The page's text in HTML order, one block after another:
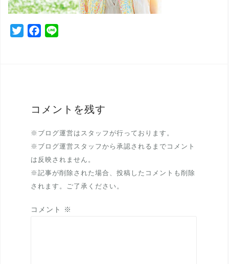
o
コメントを残す
※ブログ運営はスタッフが行っております。
※ブログ運営スタッフから承認されるまでコメント
は反映されません。
※記事が削除された場合、投稿したコメントも削除
されます。ご了承ください。
コメント ※